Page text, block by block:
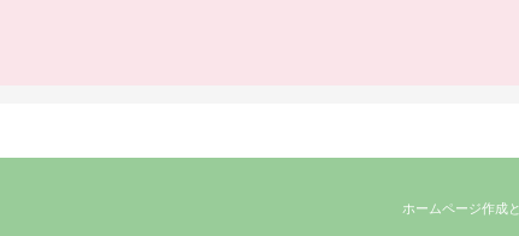
ホームページ作成